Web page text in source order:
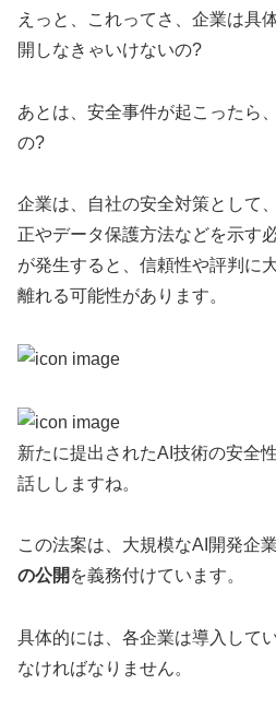
えっと、これってさ、企業は具
開しなきゃいけないの?
あとは、安全事件が起こったら
の?
企業は、自社の安全対策として
正やデータ保護方法などを示す
が発生すると、信頼性や評判に
離れる可能性があります。
新たに提出されたAI技術の安全
話ししますね。
この法案は、大規模なAI開発企
の公開 を義務付けています。
具体的には、各企業は導入して
なければなりません。